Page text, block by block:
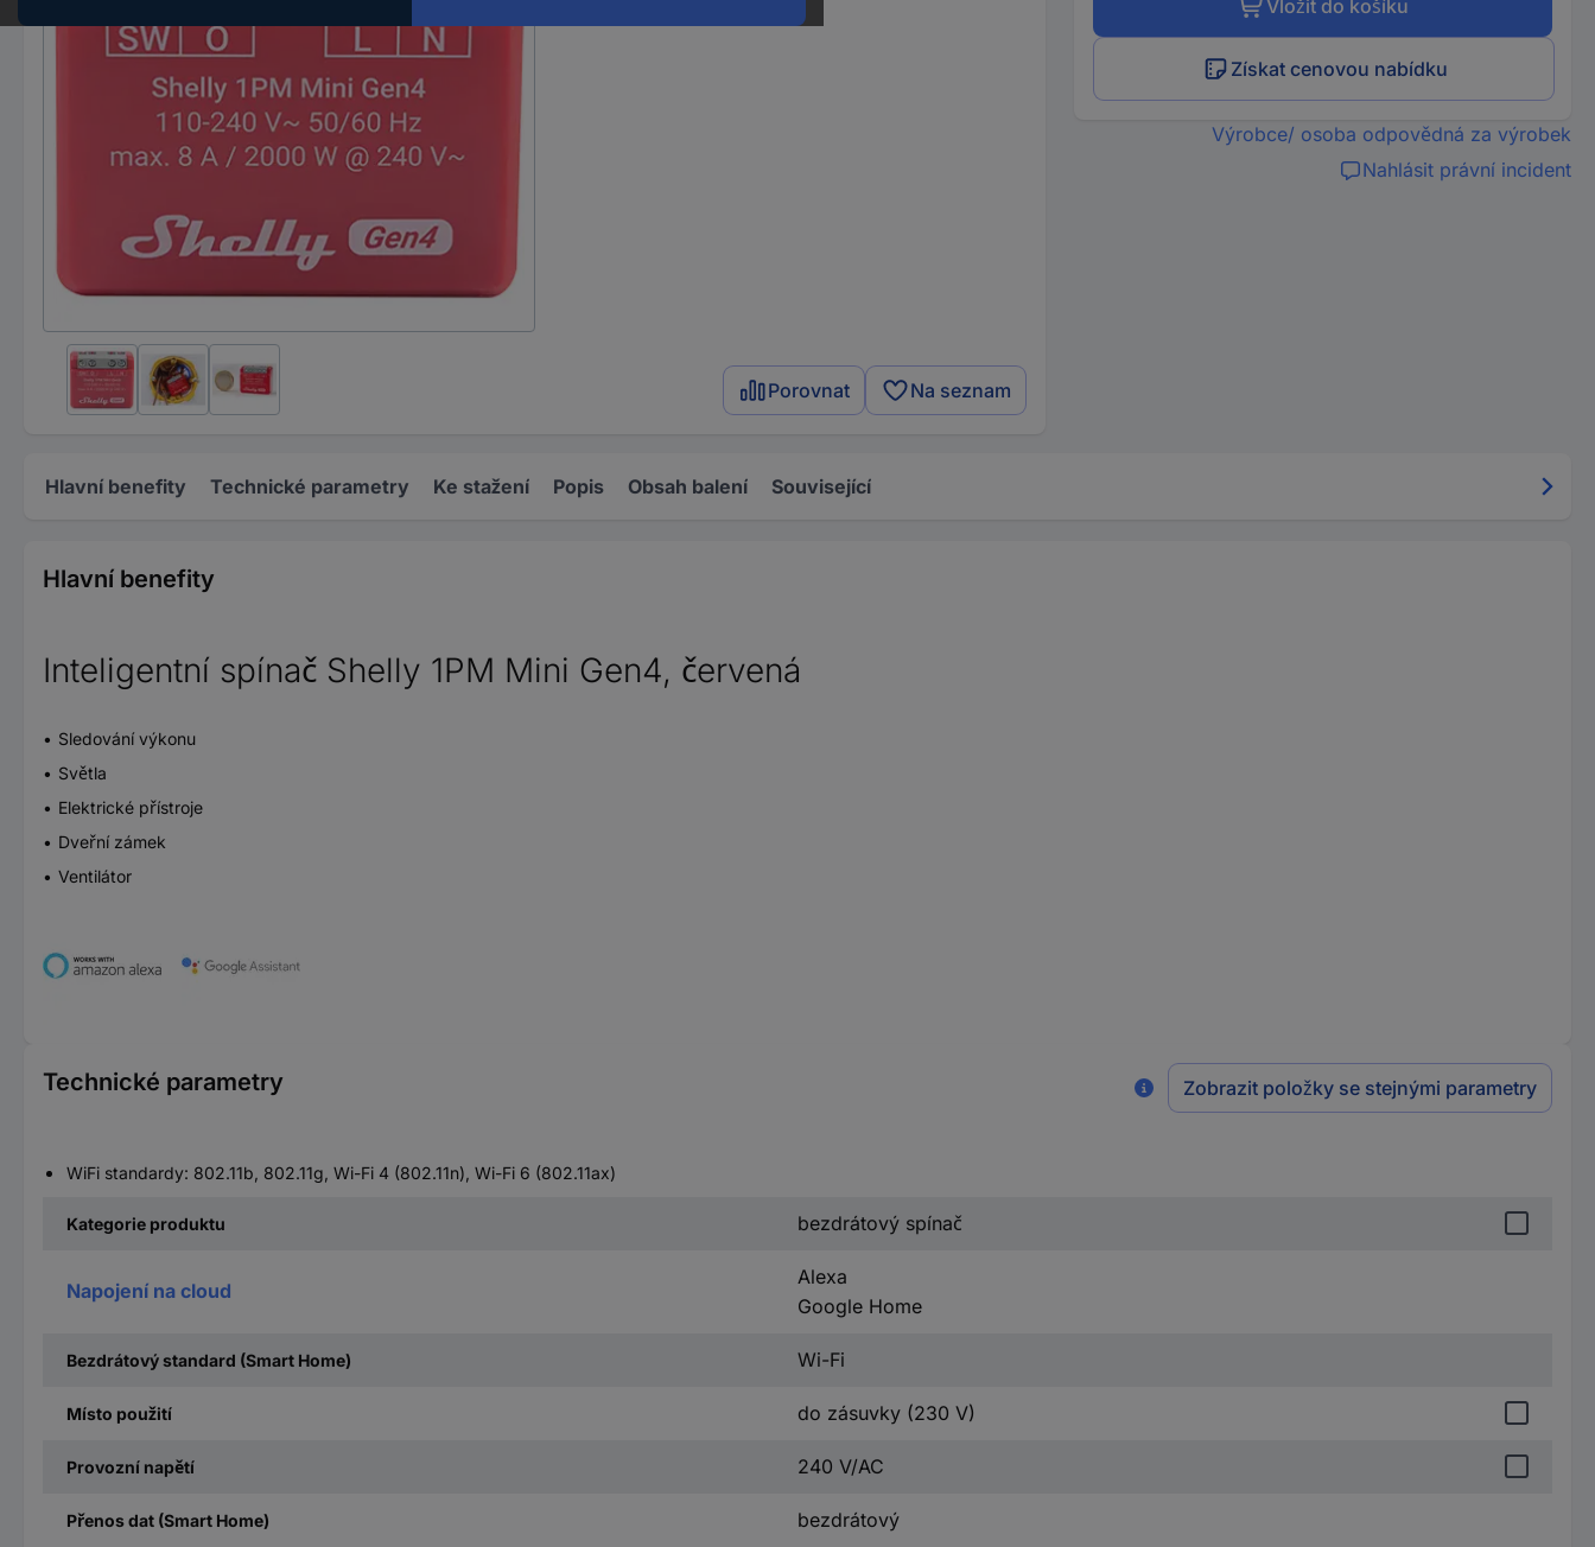
Porovnat Na seznam
Vložit do košíku
Získat cenovou nabídku
Výrobce/ osoba odpovědná za výrobek
Nahlásit právní incident
Hlavní benefity Technické parametry Ke stažení Popis Obsah balení Související
Hlavní benefity
Inteligentní spínač Shelly 1PM Mini Gen4, červená
Sledování výkonu
Světla
Elektrické přístroje
Dveřní zámek
Ventilátor
Technické parametry Zobrazit položky se stejnými parametry
WiFi standardy: 802.11b, 802.11g, Wi-Fi 4 (802.11n), Wi-Fi 6 (802.11ax)
Kategorie produktu bezdrátový spínač
Napojení na cloud
Alexa
Google Home
Bezdrátový standard (Smart Home) Wi-Fi
Místo použití do zásuvky (230 V)
Provozní napětí 240 V/AC
Přenos dat (Smart Home) bezdrátový